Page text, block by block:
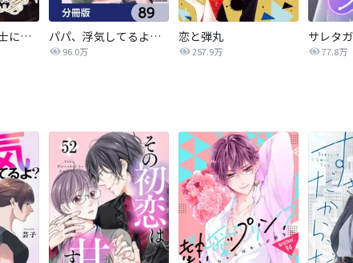
悪女は仮面の騎士に騙されない パパ、浮気してるよ？娘と二人でクズ夫を捨てます【分冊版】
96.0万
恋と弾丸
257.9万 77.8万